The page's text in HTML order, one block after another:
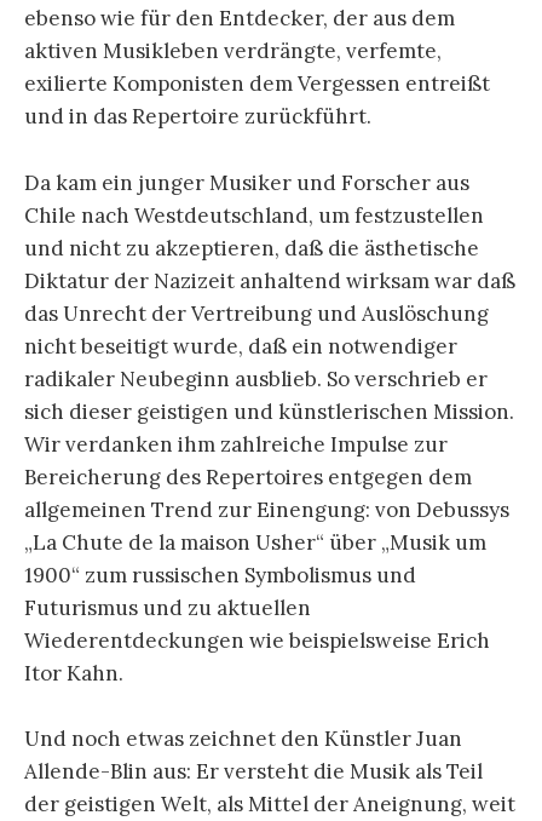
ebenso wie für den Entdecker, der aus dem
aktiven Musikleben verdrängte, verfemte,
exilierte Komponisten dem Vergessen entreißt
und in das Repertoire zurückführt.
Da kam ein junger Musiker und Forscher aus
Chile nach Westdeutschland, um festzustellen
und nicht zu akzeptieren, daß die ästhetische
Diktatur der Nazizeit anhaltend wirksam war daß
das Unrecht der Vertreibung und Auslöschung
nicht beseitigt wurde, daß ein notwendiger
radikaler Neubeginn ausblieb. So verschrieb er
sich dieser geistigen und künstlerischen Mission.
Wir verdanken ihm zahlreiche Impulse zur
Bereicherung des Repertoires entgegen dem
allgemeinen Trend zur Einengung: von Debussys
„La Chute de la maison Usher“ über „Musik um
1900“ zum russischen Symbolismus und
Futurismus und zu aktuellen
Wiederentdeckungen wie beispielsweise Erich
Itor Kahn.
Und noch etwas zeichnet den Künstler Juan
Allende-Blin aus: Er versteht die Musik als Teil
der geistigen Welt, als Mittel der Aneignung, weit